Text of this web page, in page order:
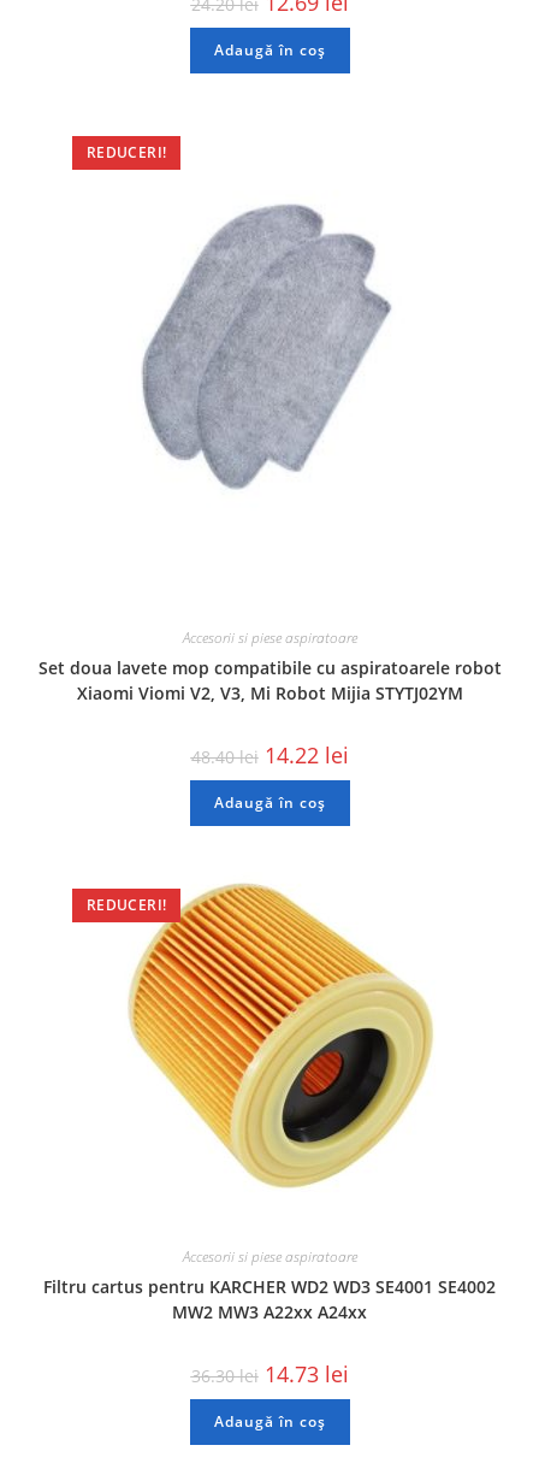
Adaugă în coș
REDUCERI!
Accesorii si piese aspiratoare
Set doua lavete mop compatibile cu aspiratoarele robot
Xiaomi Viomi V2, V3, Mi Robot Mijia STYTJ02YM
48.40lei 14.22 lei
Adaugă în coș
REDUCERI!
Accesorii si piese aspiratoare
Filtru cartus pentru KARCHER WD2 WD3 SE4001 SE4002
MW2 MW3 A22xx A24xx
36.30lei 14.73 lei
Adaugă în coș